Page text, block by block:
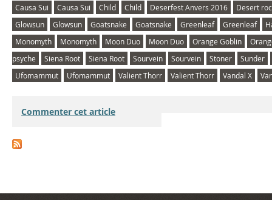
Causa Sui
Causa Sui Child Child Deserfest Anvers 2016
Desert
Glowsun
Glowsun Goatsnake Goatsnake Greenleaf Greenleaf
Monomyth
Monomyth Moon Duo Moon Duo Orange Goblin
psyche
Siena Root Siena Root Sourvein Sourvein Stoner
Sunder
Ufomammut
Ufomammut Valient Thorr Valient Thorr Vandal X
Commenter cet article